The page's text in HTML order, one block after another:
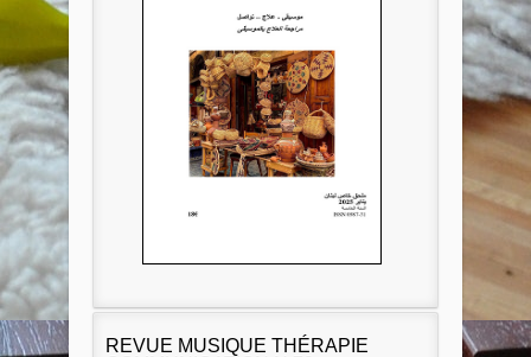
REVUE MUSIQUE THÉRAPIE